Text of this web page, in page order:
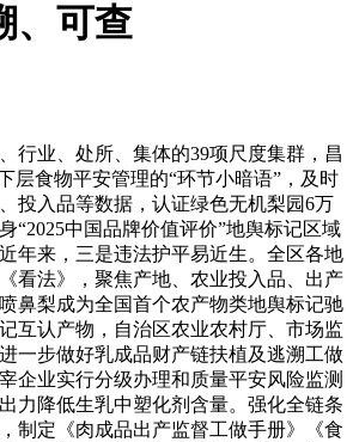
、可查
业、处所、集体的39项尺度集群，昌
层食物平安管理的“环节小暗语”，及时
投入品等数据，认证绿色无机梨园6万
“2025中国品牌价值评价”地舆标记区域
年来，三是违法护平易近生。全区各地
看法》，聚焦产地、农业投入品、出产
鼻梨成为全国首个农产物类地舆标记驰
互认产物，自治区农业农村厅、市场监
一步做好乳成品财产链扶植及逃溯工做
企业实行分级办理和质量平安风险监测
力降低生乳中塑化剂含量。强化全链条
制定《肉成品出产监督工做手册》《食